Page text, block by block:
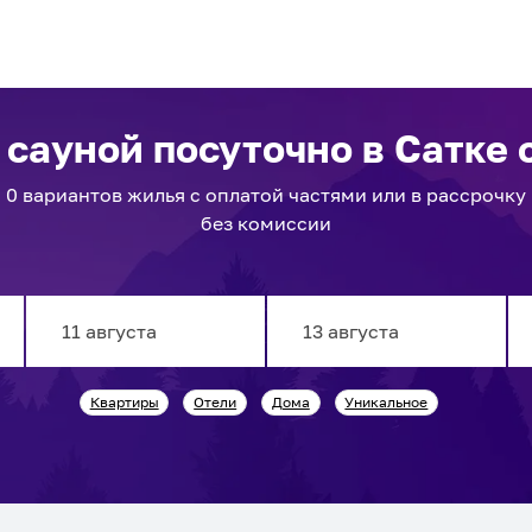
посуточно в Сатке
0 вариантов жилья с оплатой частями или в рассрочку
без комиссии
forward
backward
Квартиры Отели Дома Уникальное